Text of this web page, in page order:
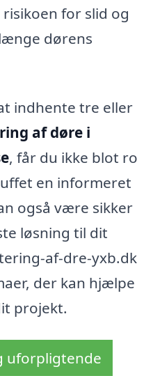
for slid og
dørens
indhente tre eller
af døre i
, får du ikke blot ro
en informeret
også være sikker
løsning til dit
af-dre-yxb.dk
der kan hjælpe
projekt.
uforpligtende